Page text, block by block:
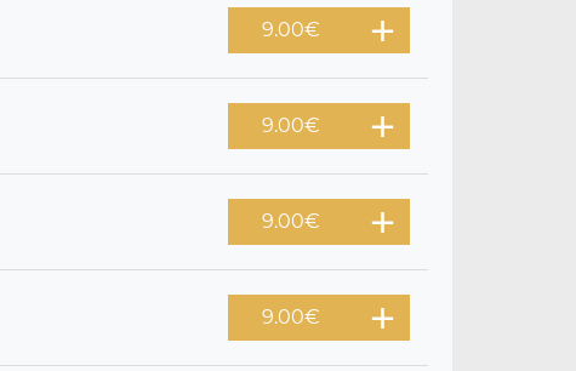
9.00€
9.00€
9.00€
9.00€